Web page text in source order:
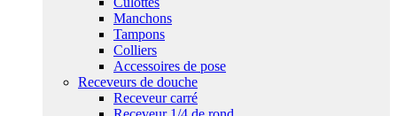
Manchons
Tampons
Colliers
Accessoires de pose
Receveurs de douche
Receveur carré